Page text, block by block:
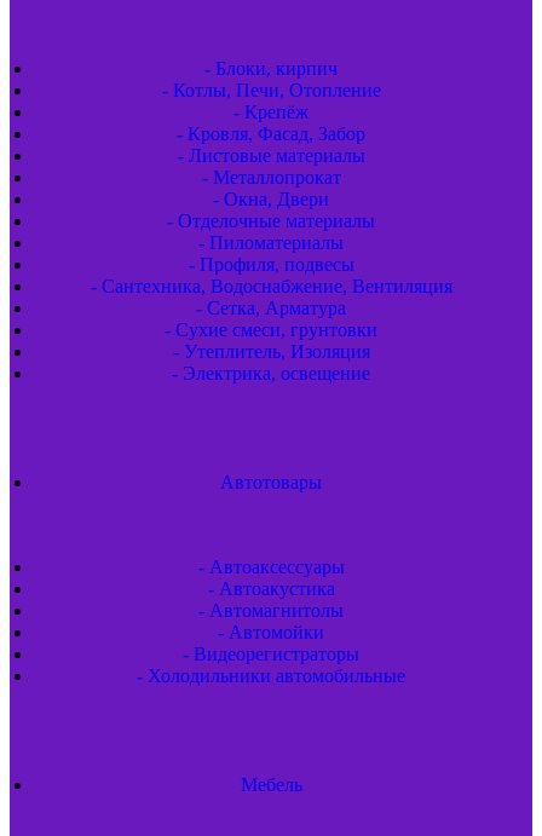
- Блоки, кирпич
- Котлы, Печи, Отопление
- Крепёж
- Кровля, Фасад, Забор
- Листовые материалы
- Металлопрокат
- Окна, Двери
- Отделочные материалы
- Пиломатериалы
- Профиля, подвесы
- Сантехника, Водоснабжение, Вентиляция
- Сетка, Арматура
- Сухие смеси, грунтовки
- Утеплитель, Изоляция
- Электрика, освещение
Автотовары
- Автоаксессуары
- Автоакустика
- Автомагнитолы
- Автомойки
- Видеорегистраторы
- Холодильники автомобильные
Мебель